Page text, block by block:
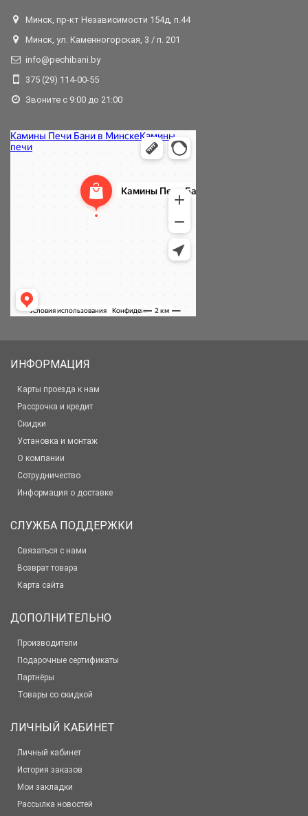
Минск, пр-кт Независимости 154д, п.44
Минск, ул. Каменногорская, 3 / п. 201
info@pechibani.by
375 (29) 114-00-55
Звоните с 9:00 до 21:00
ИНФОРМАЦИЯ
Карты проезда к нам
Рассрочка и кредит
Скидки
Установка и монтаж
О компании
Сотрудничество
Информация о доставке
СЛУЖБА ПОДДЕРЖКИ
Связаться с нами
Возврат товара
Карта сайта
ДОПОЛНИТЕЛЬНО
Производители
Подарочные сертификаты
Партнёры
Товары со скидкой
ЛИЧНЫЙ КАБИНЕТ
Личный кабинет
История заказов
Мои закладки
Рассылка новостей